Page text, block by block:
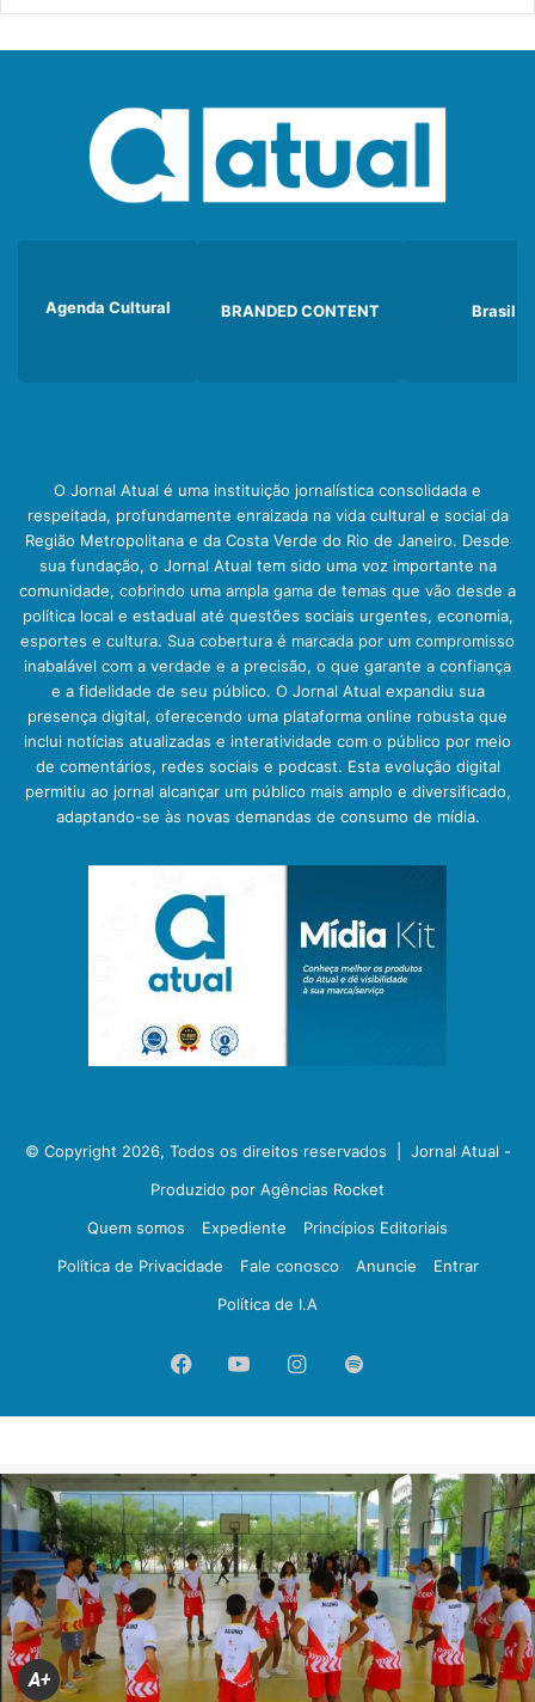
Agenda Cultural BRANDED CONTENT Brasil
O Jornal Atual é uma instituição jornalística consolidada e
respeitada, profundamente enraizada na vida cultural e social da
Região Metropolitana e da Costa Verde do Rio de Janeiro. Desde
sua fundação, o Jornal Atual tem sido uma voz importante na
comunidade, cobrindo uma ampla gama de temas que vão desde a
política local e estadual até questões sociais urgentes, economia,
esportes e cultura. Sua cobertura é marcada por um compromisso
inabalável com a verdade e a precisão, o que garante a confiança
e a fidelidade de seu público. O Jornal Atual expandiu sua
presença digital, oferecendo uma plataforma online robusta que
inclui notícias atualizadas e interatividade com o público por meio
de comentários, redes sociais e podcast. Esta evolução digital
permitiu ao jornal alcançar um público mais amplo e diversificado,
adaptando-se às novas demandas de consumo de mídia.
© Copyright 2026, Todos os direitos reservados | Jornal Atual -
Produzido por Agências Rocket
Quem somos
Expediente
Princípios Editoriais
Política de Privacidade
Fale conosco Anuncie
Entrar
Política de I.A
FacebookYouTubeInstagram
Spotify
A+